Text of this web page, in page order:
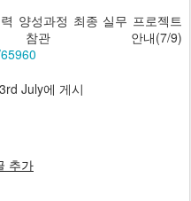
양성과정 최종 실무 프로젝트
관 안내(7/9)
3rd July에 게시
추가